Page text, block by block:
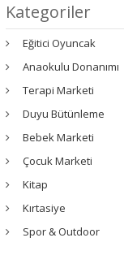
Kategoriler
Eğitici Oyuncak
Anaokulu Donanımı
Terapi Marketi
Duyu Bütünleme
Bebek Marketi
Çocuk Marketi
Kitap
Kırtasiye
Spor & Outdoor